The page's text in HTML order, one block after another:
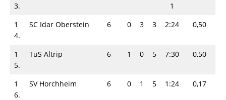
3.
1
1
4.
SC Idar Oberstein 6 0 3 3 2:24 0,50
1
5.
TuS Altrip 6 1 0 5 7:30 0,50
1
6.
SV Horchheim 6 0 1 5 1:24 0,17